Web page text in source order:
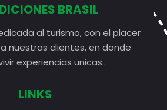
BRASIL
al turismo, con el placer
nuestros clientes, en donde
experiencias unicas..
LINKS